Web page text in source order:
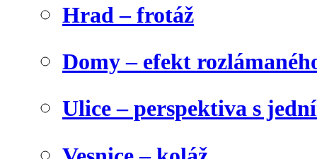
Hrad – frotáž
Domy – efekt
Ulice – perspektiva s